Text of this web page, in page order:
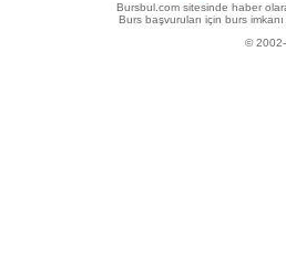
Bursbul.com sitesinde haber
Burs başvuruları için burs
© 2002-